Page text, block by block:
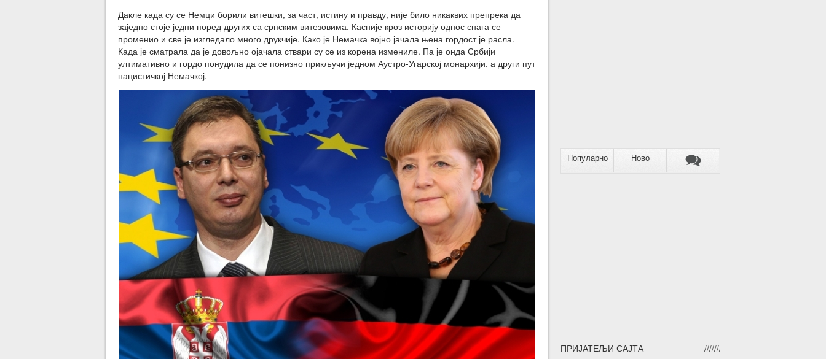
Дакле када су се Немци борили витешки, за част, истину и правду, није било никаквих препрека да
заједно стоје једни поред других са српским витезовима. Касније кроз историју однос снага се
променио и све је изгледало много друкчије. Како је Немачка војно јачала њена гордост је расла.
Када је сматрала да је довољно ојачала ствари су се из корена измениле. Па је онда Србији
ултимативно и гордо понудила да се понизно прикључи једном Аустро-Угарској монархији, а други пут
нацистичкој Немачкој.
Популарно Ново
ПРИЈАТЕЉИ САЈТА